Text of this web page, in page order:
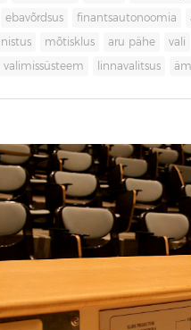
ebavõrdsus finantsautonoomia
mõtisklus aru pähe vali
valimissüsteem linnavalitsus